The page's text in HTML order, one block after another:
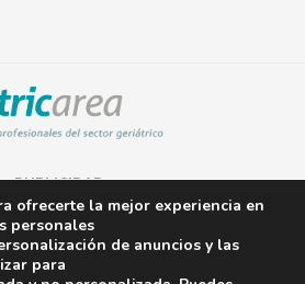
PUBLICIDAD
ofrecerte la mejor experiencia en
personales
de anuncios y las
para